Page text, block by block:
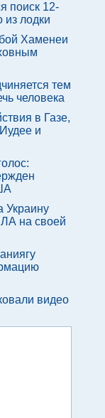
поиск 12-
из лодки
Хаменеи
тем
человека
в Газе,
и
Украину
на своей
видео